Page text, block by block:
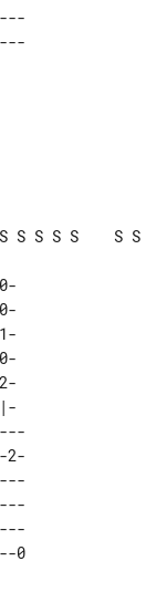
S S S S    S S
0